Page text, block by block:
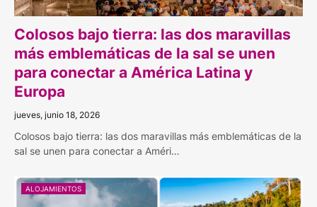
Colosos bajo tierra: las dos maravillas
más emblemáticas de la sal se unen
para conectar a América Latina y
Europa
jueves, junio 18, 2026
Colosos bajo tierra: las dos maravillas más emblemáticas de la
sal se unen para conectar a Améri…
ALOJAMIENTOS